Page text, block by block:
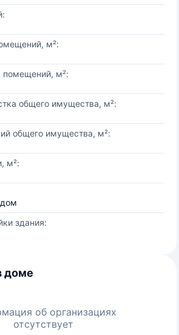
м²:
м²:
общего имущества, м²:
общего имущества, м²:
м²:
здания:
доме
об организациях
отсутствует